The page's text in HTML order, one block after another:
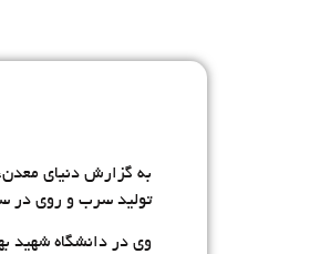
به گزارش دنیای
تولید سرب و روی در سال بیش از ۲۰ میلیون تن است و نیاز به
وی در دانشگاه شهید